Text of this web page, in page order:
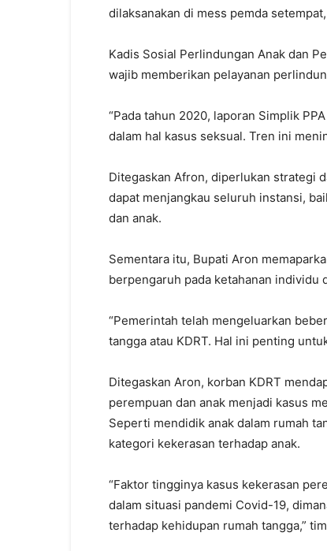
dilaksanakan di mess pemda
Kadis Sosial Perlindungan Anak dan
wajib memberikan pelayanan
“Pada tahun 2020, laporan Simplik
dalam hal kasus seksual. Tren ini
Ditegaskan Afron, diperlukan strategi
dapat menjangkau seluruh instansi,
dan anak.
Sementara itu, Bupati Aron
berpengaruh pada ketahanan individu
“Pemerintah telah mengeluarkan
tangga atau KDRT. Hal ini penting
Ditegaskan Aron, korban KDRT
perempuan dan anak menjadi kasus
Seperti mendidik anak dalam rumah
kategori kekerasan terhadap anak.
“Faktor tingginya kasus kekerasan
dalam situasi pandemi Covid-19,
terhadap kehidupan rumah tangga,”